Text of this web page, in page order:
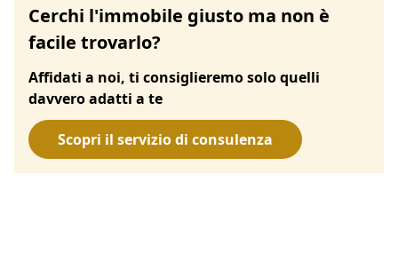
Cerchi l'immobile giusto ma non è
facile trovarlo?
Affidati a noi, ti consiglieremo solo quelli
davvero adatti a te
Scopri il servizio di consulenza